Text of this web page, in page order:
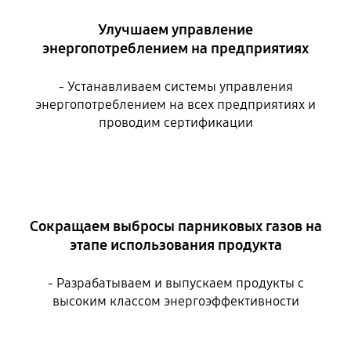
Улучшаем управление
энергопотреблением на предприятиях
- Устанавливаем системы управления
энергопотреблением на всех предприятиях и
проводим сертификации
Сокращаем выбросы парниковых газов на
этапе использования продукта
- Разрабатываем и выпускаем продукты с
высоким классом энергоэффективности